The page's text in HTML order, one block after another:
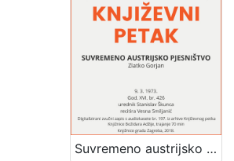
Suvremeno austrijsko pjesništvo : Književni petak, dvorana u Novinarskom domu, 9. 3. 1973., br. 426 / Zlatko Gorjan ; recitira Vesna Smiljanić ; urednik Stanislav Škunca